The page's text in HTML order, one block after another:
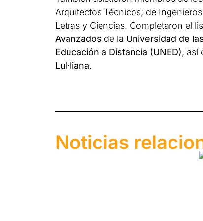
Arquitectos Técnicos; de
Letras y Ciencias. Completaron el
Avanzados de la Universidad de
Educación a Distancia (UNED), así
Lul·liana.
Noticias